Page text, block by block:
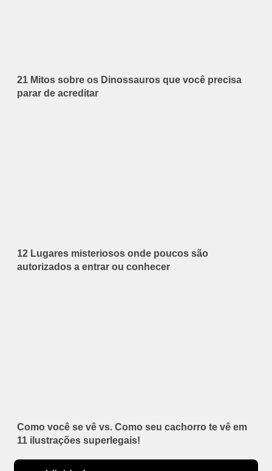
21 Mitos sobre os Dinossauros que você precisa
parar de acreditar
12 Lugares misteriosos onde poucos são
autorizados a entrar ou conhecer
Como você se vê vs. Como seu cachorro te vê em
11 ilustrações superlegais!